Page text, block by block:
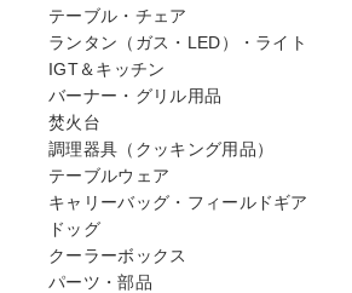
テーブル・チェア
ランタン（ガス・LED）・ライト
IGT＆キッチン
バーナー・グリル用品
焚火台
調理器具（クッキング用品）
テーブルウェア
キャリーバッグ・フィールドギア
ドッグ
クーラーボックス
パーツ・部品